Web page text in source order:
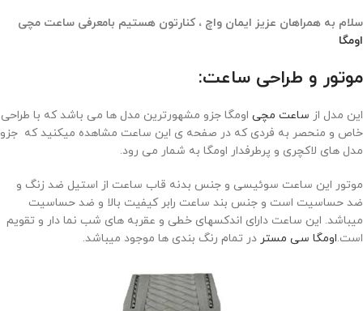
سلام به همراهان عزیز ایمان واچ ، کنارتون هستیم بامعرفی ساعت مچی
اومگا
موتور و طراحی ساعت:
این مدل از ساعت مچی اومگا جزو مشهورترین مدل ها می باشد که با طراحی
خاص و منحصر به فردی که در صفحه ی این ساعت مشاهده میکنید که جزو
مدل های لاکچری و پرطرفدار اومگا به شمار می رود.
موتور این ساعت سوئیسی و جنس بدنه قاب ساعت از استیل ضد زنگ و
ضد حساسیت است و جنس بند ساعت رابر کیفیت بالا و ضد حساسیت
میباشد. این ساعت دارای اندکسهای خطی و عقربه های شب نما دار و تقویم
است.اومگا سی مستر در تمام رنگ بندی ها موجود میباشد.